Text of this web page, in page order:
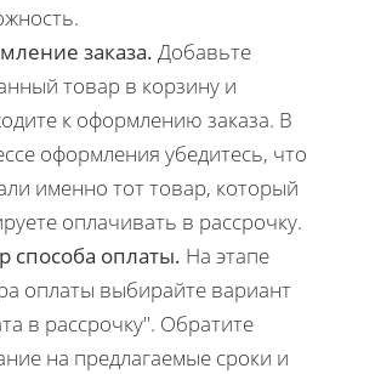
заказа. Добавьте
товар в корзину и
к оформлению заказа. В
оформления убедитесь, что
именно тот товар, который
оплачивать в рассрочку.
способа оплаты. На этапе
оплаты выбирайте вариант
в рассрочку". Обратите
на предлагаемые сроки и